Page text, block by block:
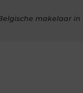
makelaar in